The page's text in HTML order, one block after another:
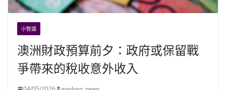
小智識
澳洲財政預算前夕：政府或保留戰
爭帶來的稅收意外收入